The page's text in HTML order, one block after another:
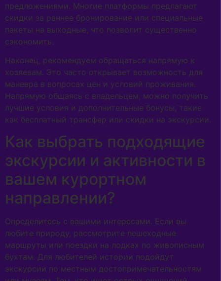
предложениями. Многие платформы предлагают
скидки за раннее бронирование или специальные
пакеты на выходные, что позволит существенно
сэкономить.
Наконец, рекомендуем обращаться напрямую к
хозяевам. Это часто открывает возможность для
маневра в вопросах цен и условий проживания.
Напрямую общаясь с владельцем, можно получить
лучшие условия и дополнительные бонусы, такие
как бесплатный трансфер или скидки на экскурсии.
Как выбрать подходящие
экскурсии и активности в
вашем курортном
направлении?
Определитесь с вашими интересами. Если вы
любите природу, рассмотрите пешеходные
маршруты или поездки на лодках по живописным
бухтам. Для любителей истории подойдут
экскурсии по местным достопримечательностям